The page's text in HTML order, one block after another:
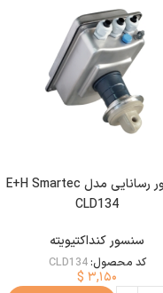
سنسور رسانایی مدل E+H Smartec
CLD134
سنسور کنداکتیویته
کد محصول:CLD134
$ ۳,۱۵۰